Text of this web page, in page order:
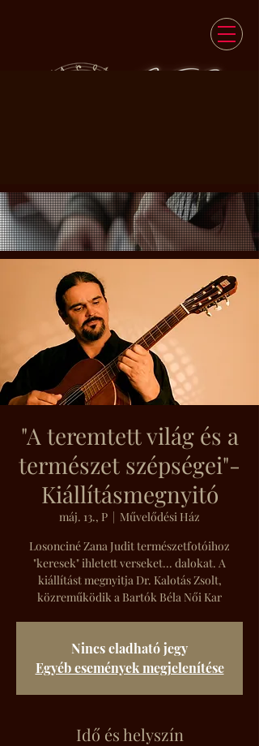
"A teremtett világ és a
természet szépségei"-
Kiállításmegnyitó
máj. 13., P
  |
Művelődési Ház
Losonciné Zana Judit természetfotóihoz
"keresek" ihletett verseket... dalokat. A
kiállítást megnyitja Dr. Kalotás Zsolt,
közreműködik a Bartók Béla Női Kar
Nincs eladható jegy
Egyéb események megjelenítése
Idő és helyszín